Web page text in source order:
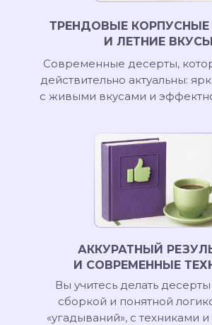
Вы учитесь делать
сборкой и понятной
«угадываний», с техниками
АККУРАТНЫЙ
И СОВРЕМЕННЫЕ
Современные десерты,
действительно актуальны:
с живыми вкусами и
ТРЕНДОВЫЕ
И ЛЕТНИЕ ВКУСЫ